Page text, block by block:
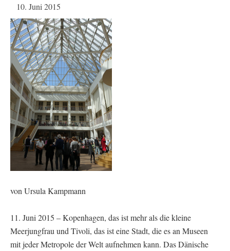
10. Juni 2015
von Ursula Kampmann
11. Juni 2015 – Kopenhagen, das ist mehr als die kleine
Meerjungfrau und Tivoli, das ist eine Stadt, die es an Museen
mit jeder Metropole der Welt aufnehmen kann. Das Dänische